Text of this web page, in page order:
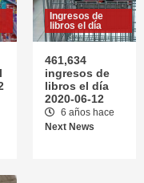
el día
el día 2020-06-12
Ingresos de
libros el día
461,634
ingresos de
libros el día
2020-06-12
6 años hace
Next News